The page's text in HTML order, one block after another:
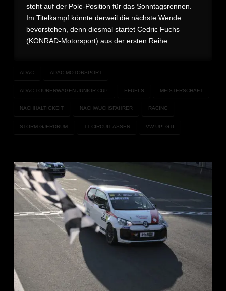
steht auf der Pole-Position für das Sonntagsrennen.
Im Titelkampf könnte derweil die nächste Wende
bevorstehen, denn diesmal startet Cedric Fuchs
(KONRAD-Motorsport) aus der ersten Reihe.
ADAC ADAC MOTORSPORT
ADAC TOURENWAGEN JUNIOR CUP EFUELS MEISTERSCHAFT
NACHHALTIGKEIT NACHWUCHSFAHRER RACING
STORM GJERDRUM TT CIRCUIT ASSEN VW UP! GTI